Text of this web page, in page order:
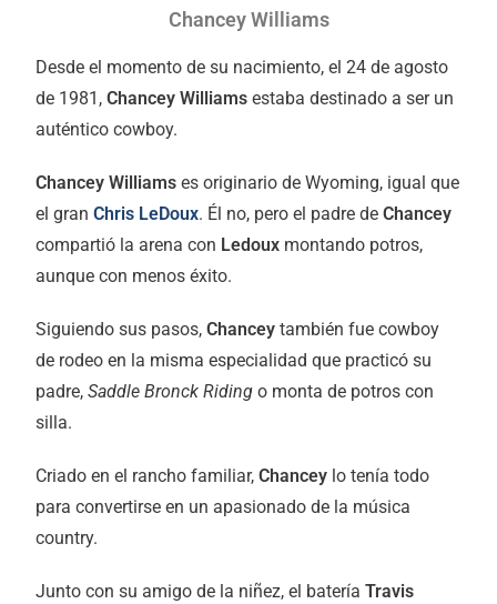
Chancey Williams
Desde el momento de su nacimiento, el 24 de agosto
de 1981,Chancey Williamsestaba destinado a ser un
auténtico cowboy.
Chancey Williamses originario de Wyoming, igual que
el granChris LeDoux. Él no, pero el padre deChancey
compartió la arena con Ledoux montando potros,
aunque con menos éxito.
Siguiendo sus pasos,Chanceytambién fue cowboy
de rodeo en la misma especialidad que practicó su
padre,Saddle Bronck Riding o monta de potros con
silla.
Criado en el rancho familiar,Chancey lo tenía todo
para convertirse en un apasionado de la música
country.
Junto con su amigo de la niñez, el bateríaTravis